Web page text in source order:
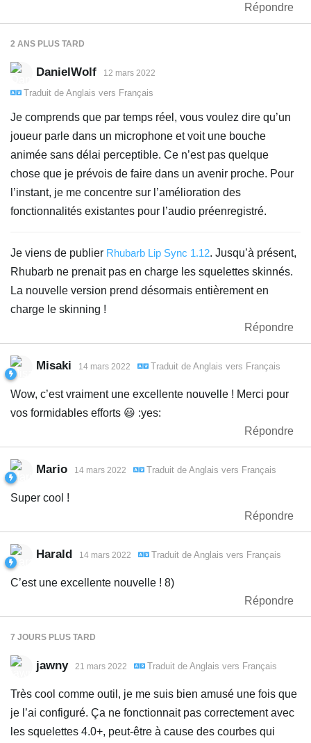
Répondre
2 ANS PLUS TARD
DanielWolf 12 mars 2022
Traduit de Anglais vers Français
Je comprends que par temps réel, vous voulez dire qu’un
joueur parle dans un microphone et voit une bouche
animée sans délai perceptible. Ce n’est pas quelque
chose que je prévois de faire dans un avenir proche. Pour
l’instant, je me concentre sur l’amélioration des
fonctionnalités existantes pour l’audio préenregistré.
Je viens de publier Rhubarb Lip Sync 1.12. Jusqu’à présent,
Rhubarb ne prenait pas en charge les squelettes skinnés.
La nouvelle version prend désormais entièrement en
charge le skinning !
Répondre
Misaki 14 mars 2022 Traduit de Anglais vers Français
Wow, c’est vraiment une excellente nouvelle ! Merci pour
vos formidables efforts 😃 :yes:
Répondre
Mario 14 mars 2022 Traduit de Anglais vers Français
Super cool !
Répondre
Harald 14 mars 2022 Traduit de Anglais vers Français
C’est une excellente nouvelle ! 8)
Répondre
7 JOURS PLUS TARD
jawny 21 mars 2022 Traduit de Anglais vers Français
Très cool comme outil, je me suis bien amusé une fois que
je l’ai configuré. Ça ne fonctionnait pas correctement avec
les squelettes 4.0+, peut-être à cause des courbes qui